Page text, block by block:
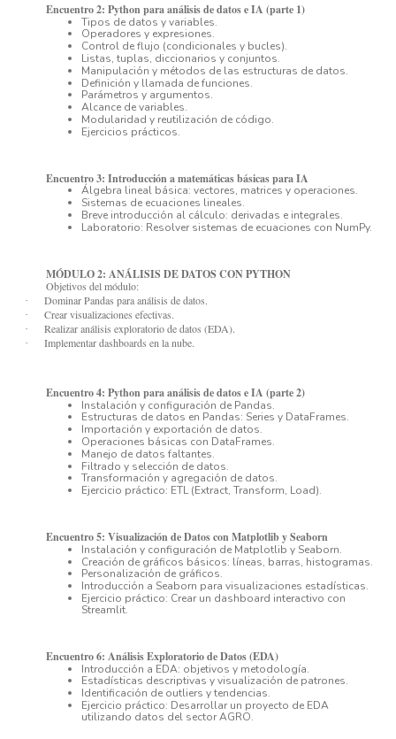
Encuentro 2: Python para análisis de datos e IA (parte 1)
Tipos de datos y variables.
Operadores y expresiones.
Control de flujo (condicionales y bucles).
Listas, tuplas, diccionarios y conjuntos.
Manipulación y métodos de las estructuras de datos.
Definición y llamada de funciones.
Parámetros y argumentos.
Alcance de variables.
Modularidad y reutilización de código.
Ejercicios prácticos.
Encuentro 3: Introducción a matemáticas básicas para IA
Álgebra lineal básica: vectores, matrices y operaciones.
Sistemas de ecuaciones lineales.
Breve introducción al cálculo: derivadas e integrales.
Laboratorio: Resolver sistemas de ecuaciones con NumPy.
MÓDULO 2: ANÁLISIS DE DATOS CON PYTHON
Objetivos del módulo:
· Dominar Pandas para análisis de datos.
· Crear visualizaciones efectivas.
· Realizar análisis exploratorio de datos (EDA).
· Implementar dashboards en la nube.
Encuentro 4: Python para análisis de datos e IA (parte 2)
Instalación y configuración de Pandas.
Estructuras de datos en Pandas: Series y DataFrames.
Importación y exportación de datos.
Operaciones básicas con DataFrames.
Manejo de datos faltantes.
Filtrado y selección de datos.
Transformación y agregación de datos.
Ejercicio práctico: ETL (Extract, Transform, Load).
Encuentro 5: Visualización de Datos con Matplotlib y Seaborn
Instalación y configuración de Matplotlib y Seaborn.
Creación de gráficos básicos: líneas, barras, histogramas.
Personalización de gráficos.
Introducción a Seaborn para visualizaciones estadísticas.
Ejercicio práctico: Crear un dashboard interactivo con
Streamlit.
Encuentro 6: Análisis Exploratorio de Datos (EDA)
Introducción a EDA: objetivos y metodología.
Estadísticas descriptivas y visualización de patrones.
Identificación de outliers y tendencias.
Ejercicio práctico: Desarrollar un proyecto de EDA
utilizando datos del sector AGRO.